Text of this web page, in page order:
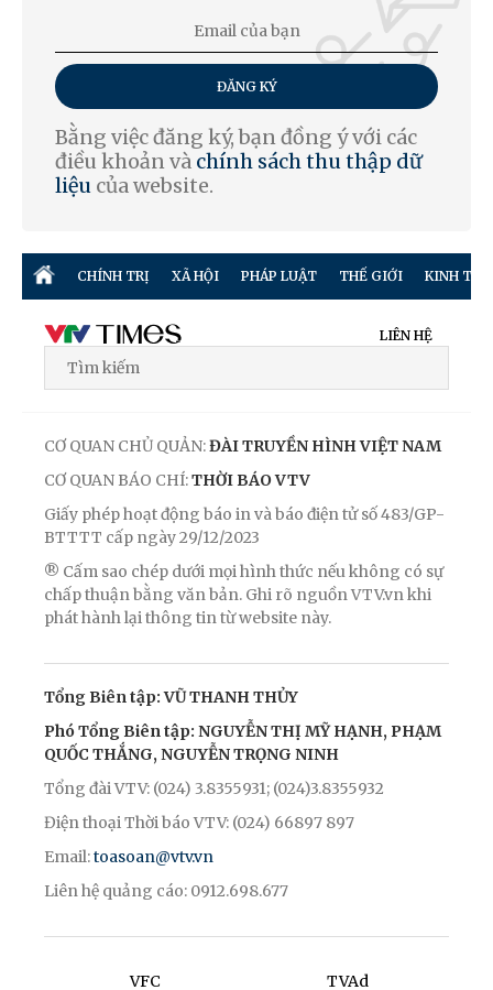
ĐĂNG KÝ
Bằng việc đăng ký, bạn đồng ý với các
điều khoản và chính sách thu thập dữ
liệu của website.
CHÍNH TRỊ XÃ HỘI PHÁP LUẬT THẾ GIỚI KINH TẾ
LIÊN HỆ
CƠ QUAN CHỦ QUẢN:ĐÀI TRUYỀN HÌNH VIỆT NAM
CƠ QUAN BÁO CHÍ:THỜI BÁO VTV
Giấy phép hoạt động báo in và báo điện tử số 483/GP-
BTTTT cấp ngày 29/12/2023
® Cấm sao chép dưới mọi hình thức nếu không có sự
chấp thuận bằng văn bản. Ghi rõ nguồn VTV.vn khi
phát hành lại thông tin từ website này.
Tổng Biên tập: VŨ THANH THỦY
Phó Tổng Biên tập: NGUYỄN THỊ MỸ HẠNH, PHẠM
QUỐC THẮNG, NGUYỄN TRỌNG NINH
Tổng đài VTV: (024) 3.8355931; (024)3.8355932
Điện thoại Thời báo VTV: (024) 66897 897
Email:toasoan@vtv.vn
Liên hệ quảng cáo: 0912.698.677
VFC TVAd